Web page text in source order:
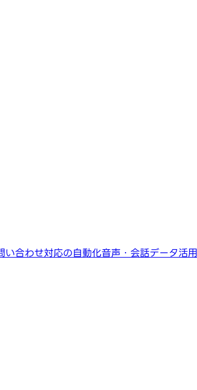
い合わせ対応の自動化音声・会話データ活用